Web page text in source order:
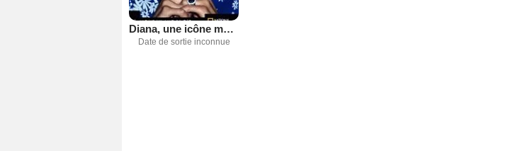
Diana, une icône mystérieuse
Date de sortie inconnue